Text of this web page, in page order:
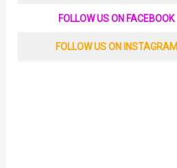
FOLLOW US ON FACEBOOK
FOLLOW US ON INSTAGRAM